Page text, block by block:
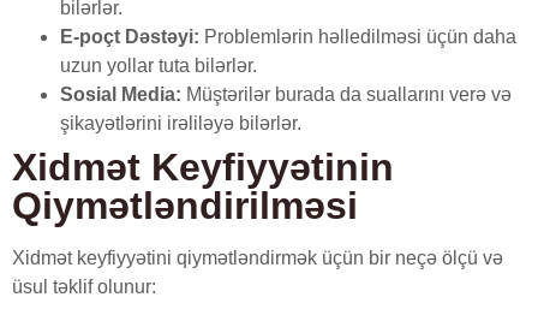
bilərlər.
E-poçt Dəstəyi: Problemlərin həlledilməsi üçün daha
uzun yollar tuta bilərlər.
Sosial Media: Müştərilər burada da suallarını verə və
şikayətlərini irəliləyə bilərlər.
Xidmət Keyfiyyətinin
Qiymətləndirilməsi
Xidmət keyfiyyətini qiymətləndirmək üçün bir neçə ölçü və
üsul təklif olunur: